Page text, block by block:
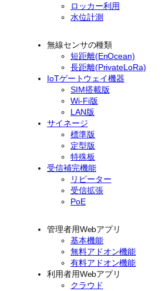
ロッカー利用
水位計測
無線センサの種類
短距離(EnOcean)
長距離(PrivateLoRa)
IoTゲートウェイ機器
SIM搭載版
Wi-Fi版
LAN版
サイネージ
標準版
定型版
特殊板
受信補完機能
リピーター
受信拡張
PoE
管理者用Webアプリ
基本機能
無料アドオン機能
有料アドオン機能
利用者用Webアプリ
クラウド